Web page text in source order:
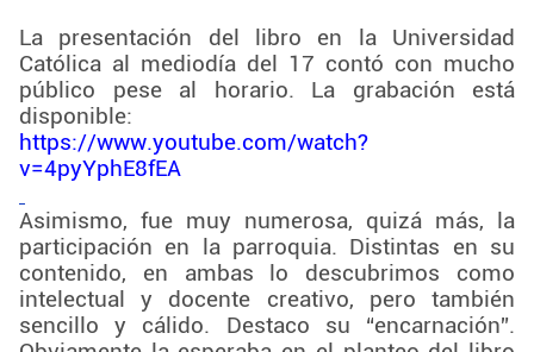
La presentación del libro en la Universidad
Católica al mediodía del 17 contó con mucho
público pese al horario. La grabación está
disponible:
https://www.youtube.com/watch?
v=4pyYphE8fEA
Asimismo, fue muy numerosa, quizá más, la
participación en la parroquia. Distintas en su
contenido, en ambas lo descubrimos como
intelectual y docente creativo, pero también
sencillo y cálido. Destaco su “encarnación”.